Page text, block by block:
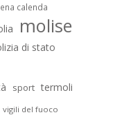
calenda
molise
di stato
sport termoli
vigili del fuoco